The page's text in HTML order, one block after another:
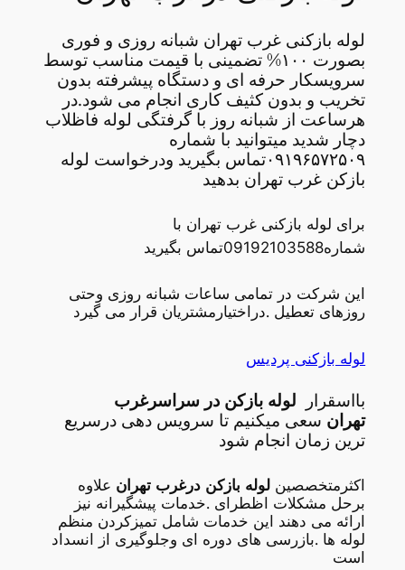
لوله بازکنی غرب تهران شبانه روزی و فوری
بصورت ۱۰۰% تضمینی با قیمت مناسب توسط
سرویسکار حرفه ای و دستگاه پیشرفته بدون
تخریب و بدون کثیف کاری انجام می شود.در
هرساعت از شبانه روز با گرفتگی لوله فاظلاب
دچار شدید میتوانید با شماره
۰۹۱۹۶۵۷۲۵۰۹تماس بگیرید ودرخواست لوله
بازکن غرب تهران بدهید
برای لوله بازکنی غرب تهران با
شماره09192103588تماس بگیرید
این شرکت در تمامی ساعات شبانه روزی وحتی
روزهای تعطیل .دراختیارمشتریان قرار می گیرد
لوله بازکنی پردیس
بااسقرار لوله بازکن در سراسرغرب
تهران سعی میکنیم تا سرویس دهی درسریع
ترین زمان انجام شود
اکثرمتخصصین لوله بازکن درغرب تهران علاوه
برحل مشکلات اظطرای .خدمات پیشگیرانه نیز
ارائه می دهند این خدمات شامل تمیزکردن منظم
لوله ها .بازرسی های دوره ای وجلوگیری از انسداد
است